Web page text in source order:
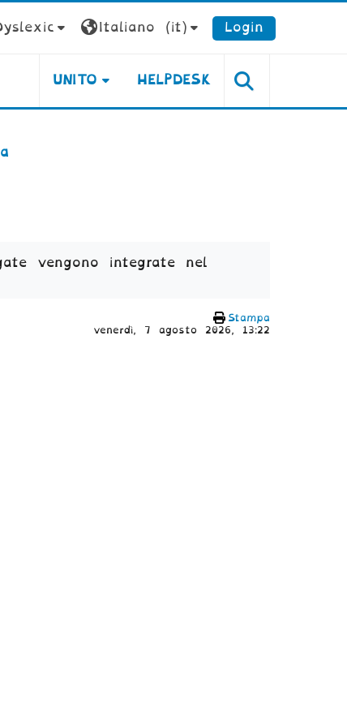
Italiano ‎(it)‎ Login
UNITO HELPDESK
vengono integrate nel
Stampa
venerdì, 7 agosto 2026, 13:22